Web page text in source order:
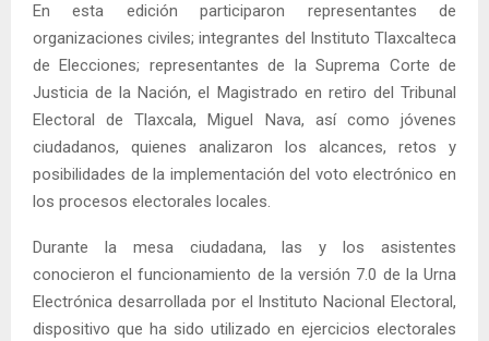
En esta edición participaron representantes de
organizaciones civiles; integrantes del Instituto Tlaxcalteca
de Elecciones; representantes de la Suprema Corte de
Justicia de la Nación, el Magistrado en retiro del Tribunal
Electoral de Tlaxcala, Miguel Nava, así como jóvenes
ciudadanos, quienes analizaron los alcances, retos y
posibilidades de la implementación del voto electrónico en
los procesos electorales locales.
Durante la mesa ciudadana, las y los asistentes
conocieron el funcionamiento de la versión 7.0 de la Urna
Electrónica desarrollada por el Instituto Nacional Electoral,
dispositivo que ha sido utilizado en ejercicios electorales